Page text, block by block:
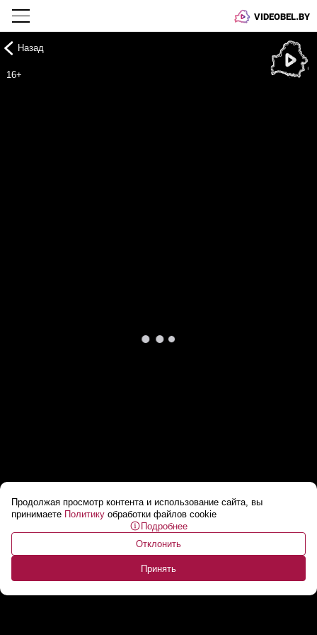
VIDEOBEL.BY
Продолжая просмотр контента и использование сайта, вы
принимаете Политику обработки файлов cookie
Подробнее
Отклонить
Принять
Назад
16+
Лукашенко обратился к военным: Никто вас
В ЭТУ БОЙНЮ посылать не будет!...